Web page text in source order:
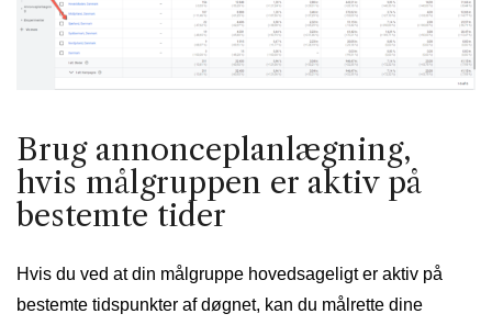
Brug annonceplanlægning,
hvis målgruppen er aktiv på
bestemte tider
Hvis du ved at din målgruppe hovedsageligt er aktiv på
bestemte tidspunkter af døgnet, kan du målrette dine